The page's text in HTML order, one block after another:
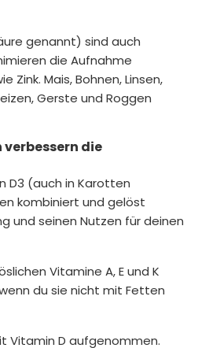
genannt) sind auch
die Aufnahme
Zink. Mais, Bohnen, Linsen,
Gerste und Roggen
die
D3 (auch in Karotten
kombiniert und gelöst
und seinen Nutzen für deinen
Vitamine A, E und K
du sie nicht mit Fetten
Vitamin D aufgenommen.